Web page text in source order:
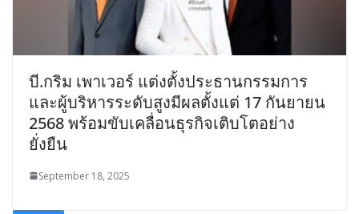
บี.กริม เพาเวอร์ แต่งตั้งประธานกรรมการ
และผู้บริหารระดับสูงมีผลตั้งแต่ 17 กันยายน
2568 พร้อมขับเคลื่อนธุรกิจเติบโตอย่าง
ยั่งยืน
September 18, 2025